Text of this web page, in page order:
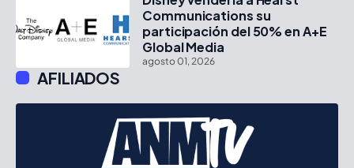
Communications su
participación del 50% en A+E
Global Media
agosto 01, 2026
AFILIADOS